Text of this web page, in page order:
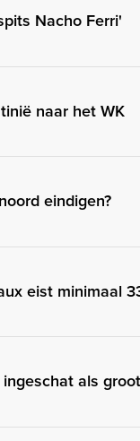
Nacho Ferri'
naar het WK
eindigen?
eist minimaal
als